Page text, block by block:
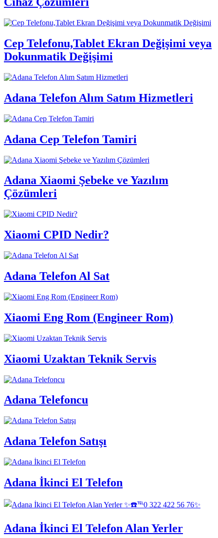
Cep Telefonu,Tablet Ekran Değişimi veya
Dokunmatik Değişimi
Adana Telefon Alım Satım Hizmetleri
Adana Cep Telefon Tamiri
Adana Xiaomi Şebeke ve Yazılım
Çözümleri
Xiaomi CPID Nedir?
Adana Telefon Al Sat
Xiaomi Eng Rom (Engineer Rom)
Xiaomi Uzaktan Teknik Servis
Adana Telefoncu
Adana Telefon Satışı
Adana İkinci El Telefon
Adana İkinci El Telefon Alan Yerler